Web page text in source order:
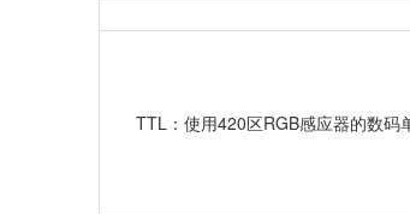
TTL：使用420区RGB感应器的数码